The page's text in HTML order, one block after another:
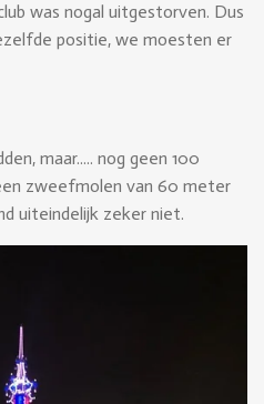
was nogal uitgestorven. Dus
positie, we moesten er
maar..... nog geen 100
zweefmolen van 60 meter
uiteindelijk zeker niet.